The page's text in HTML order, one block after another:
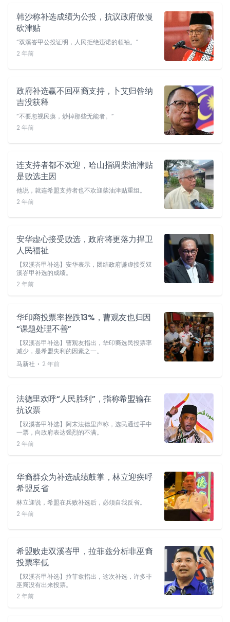
韩沙称补选成绩为公投，抗议政府傲慢
砍津贴
“双溪峇甲公投证明，人民拒绝违诺的领袖。”
2 年前
政府补选赢不回巫裔支持，卜艾归咎纳
吉没获释
“不要忽视民瘼，炒掉那些无能者。”
2 年前
连支持者都不欢迎，哈山指调柴油津贴
是败选主因
他说，就连希盟支持者也不欢迎柴油津贴重组。
2 年前
安华虚心接受败选，政府将更落力捍卫
人民福祉
【双溪峇甲补选】安华表示，团结政府谦虚接受双
溪峇甲补选的成绩。
2 年前
华印裔投票率挫跌13%，曹观友也归因
“课题处理不善”
【双溪峇甲补选】曹观友指出，华印裔选民投票率
减少，是希盟失利的因素之一。
马新社 ⋅ 2 年前
法德里欢呼“人民胜利”，指称希盟输在
抗议票
【双溪峇甲补选】阿末法德里声称，选民通过手中
一票，向政府表达强烈的不满。
2 年前
华裔群众为补选成绩鼓掌，林立迎疾呼
希盟反省
林立迎说，希盟在兵败补选后，必须自我反省。
2 年前
希盟败走双溪峇甲，拉菲兹分析非巫裔
投票率低
【双溪峇甲补选】拉菲兹指出，这次补选，许多非
巫裔没有出来投票。
2 年前